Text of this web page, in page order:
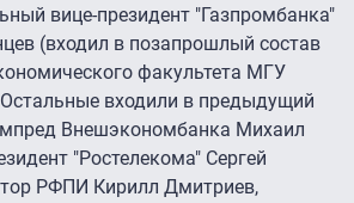
вице-президент "Газпромбанка"
(входил в позапрошлый состав
факультета МГУ
входили в предыдущий
Внешэкономбанка Михаил
"Ростелекома" Сергей
РФПИ Кирилл Дмитриев,